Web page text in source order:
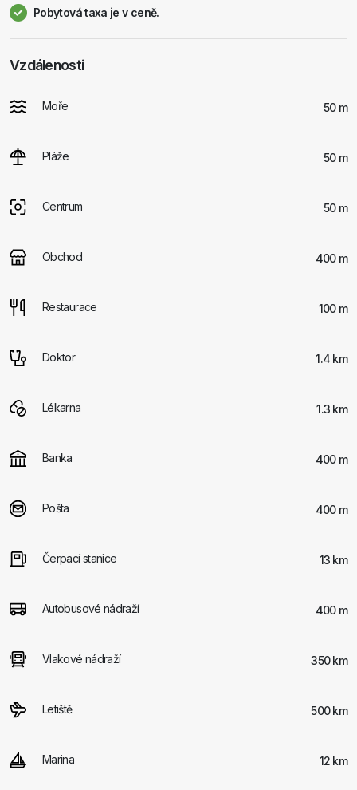
Pobytová taxa je v ceně.
Vzdálenosti
Moře 50 m
Pláže 50 m
Centrum 50 m
Obchod 400 m
Restaurace 100 m
Doktor 1.4 km
Lékarna 1.3 km
Banka 400 m
Pošta 400 m
Čerpací stanice 13 km
Autobusové nádraží 400 m
Vlakové nádraží 350 km
Letiště 500 km
Marina 12 km